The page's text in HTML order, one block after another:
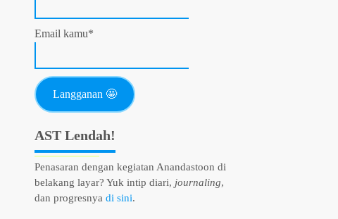
Email kamu*
AST Lendah!
Penasaran dengan kegiatan Anandastoon di
belakang layar? Yuk intip diari, journaling,
dan progresnyadi sini.